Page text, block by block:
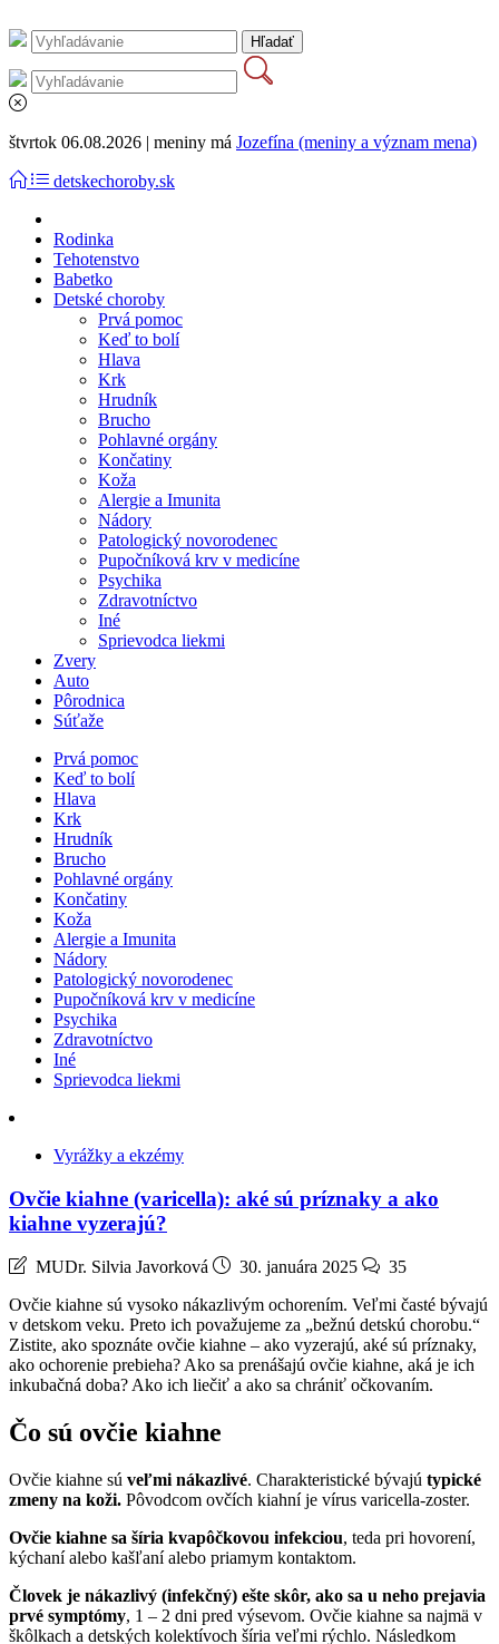
štvrtok 06.08.2026 | meniny má Jozefína (meniny a význam mena)
detskechoroby.sk
Rodinka
Tehotenstvo
Babetko
Detské choroby
Prvá pomoc
Keď to bolí
Hlava
Krk
Hrudník
Brucho
Pohlavné orgány
Končatiny
Koža
Alergie a Imunita
Nádory
Patologický novorodenec
Pupočníková krv v medicíne
Psychika
Zdravotníctvo
Iné
Sprievodca liekmi
Zvery
Auto
Pôrodnica
Súťaže
Prvá pomoc
Keď to bolí
Hlava
Krk
Hrudník
Brucho
Pohlavné orgány
Končatiny
Koža
Alergie a Imunita
Nádory
Patologický novorodenec
Pupočníková krv v medicíne
Psychika
Zdravotníctvo
Iné
Sprievodca liekmi
Vyrážky a ekzémy
Ovčie kiahne (varicella): aké sú príznaky a ako
kiahne vyzerajú?
MUDr. Silvia Javorková 30. januára 2025
35
Ovčie kiahne sú vysoko nákazlivým ochorením. Veľmi časté bývajú
v detskom veku. Preto ich považujeme za „bežnú detskú chorobu.“
Zistite, ako spoznáte ovčie kiahne – ako vyzerajú, aké sú príznaky,
ako ochorenie prebieha? Ako sa prenášajú ovčie kiahne, aká je ich
inkubačná doba? Ako ich liečiť a ako sa chrániť očkovaním.
Čo sú ovčie kiahne
Ovčie kiahne sú veľmi nákazlivé. Charakteristické bývajú typické
zmeny na koži. Pôvodcom ovčích kiahní je vírus varicella-zoster.
Ovčie kiahne sa šíria kvapôčkovou infekciou, teda pri hovorení,
kýchaní alebo kašľaní alebo priamym kontaktom.
Človek je nákazlivý (infekčný) ešte skôr, ako sa u neho prejavia
prvé symptómy, 1 – 2 dni pred výsevom. Ovčie kiahne sa najmä v
škôlkach a detských kolektívoch šíria veľmi rýchlo. Následkom